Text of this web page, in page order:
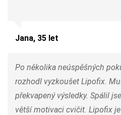
Jana, 35 let
Po několika neúspěšných
rozhodl vyzkoušet Lipofix.
překvapený výsledky. Spálil
větší motivaci cvičit. Lipofix